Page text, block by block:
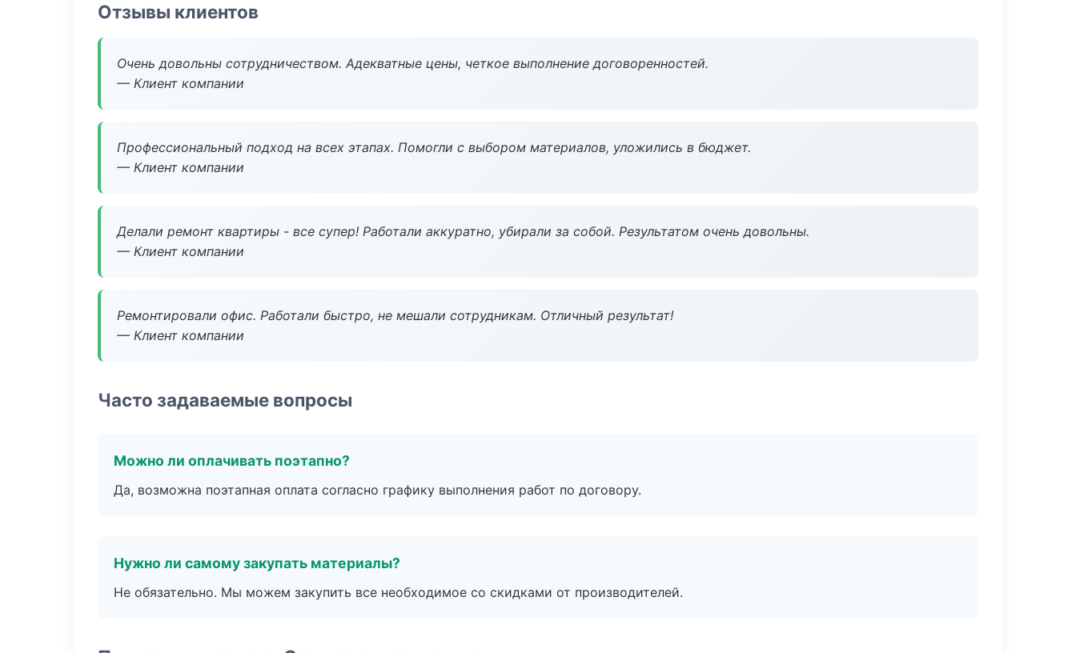
Отзывы клиентов
Очень довольны сотрудничеством. Адекватные цены, четкое выполнение договоренностей.
— Клиент компании
Профессиональный подход на всех этапах. Помогли с выбором материалов, уложились в бюджет.
— Клиент компании
Делали ремонт квартиры - все супер! Работали аккуратно, убирали за собой. Результатом очень довольны.
— Клиент компании
Ремонтировали офис. Работали быстро, не мешали сотрудникам. Отличный результат!
— Клиент компании
Часто задаваемые вопросы
Можно ли оплачивать поэтапно?
Да, возможна поэтапная оплата согласно графику выполнения работ по договору.
Нужно ли самому закупать материалы?
Не обязательно. Мы можем закупить все необходимое со скидками от производителей.